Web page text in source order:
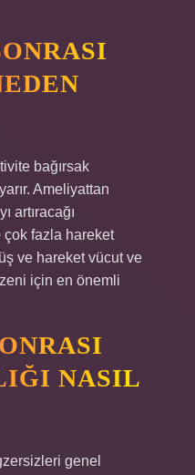
bağırsak
Ameliyattan
artıracağı
fazla hareket
ve hareket vücut ve
için en önemli
NASIL
genel